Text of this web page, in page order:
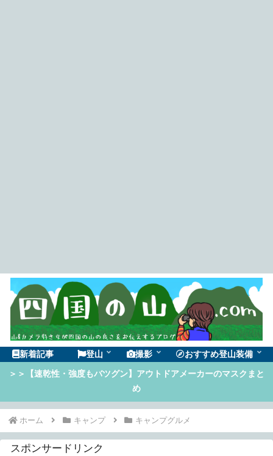
新着記事 登山 撮影 おすすめ登山装備
＞＞【速乾性・強度もバツグン】アウトドアメーカーのマスクまと
め
ホーム キャンプ キャンプグルメ
スポンサードリンク